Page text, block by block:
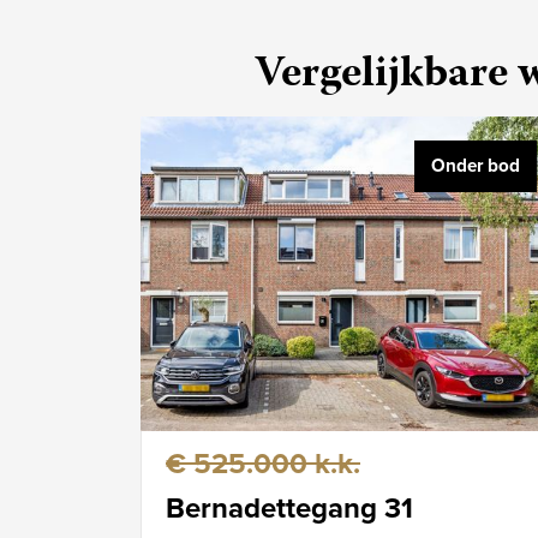
Vergelijkbare
Onder bod
€ 525.000 k.k.
Bernadettegang 31